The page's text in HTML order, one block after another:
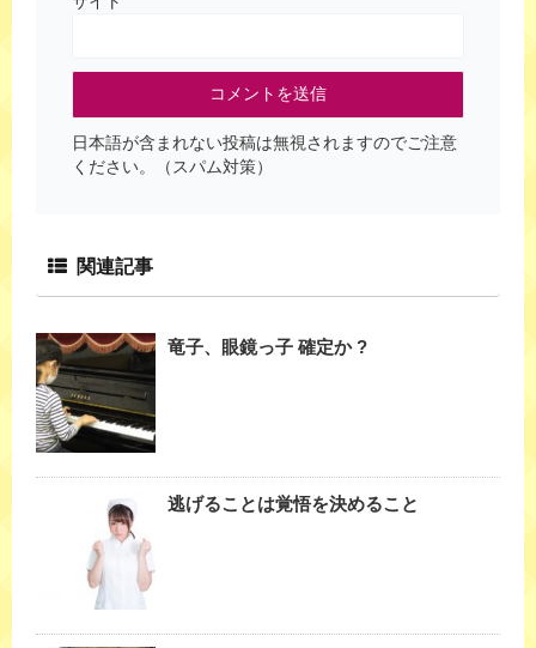
日本語が含まれない投稿は無視されますのでご注意
ください。（スパム対策）
関連記事
竜子、眼鏡っ子 確定か ?
逃げることは覚悟を決めること